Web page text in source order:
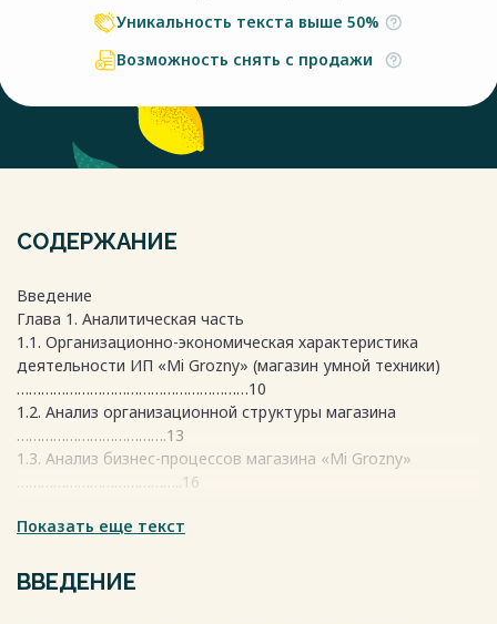
Уникальность текста выше 50%
Возможность снять с продажи
СОДЕРЖАНИЕ
Введение
Глава 1. Аналитическая часть
1.1. Организационно-экономическая характеристика
деятельности ИП «Mi Grozny» (магазин умной техники)
…………………………………………………10
1.2. Анализ организационной структуры магазина
……………………………….13
1.3. Анализ бизнес-процессов магазина «Mi Grozny»
…………………………………..16
Глава 2. Специальная часть
Grozny» ……………….25
2.2. Необходимость внедрения CRMсистемы в
Показать еще текст
ВВЕДЕНИЕ